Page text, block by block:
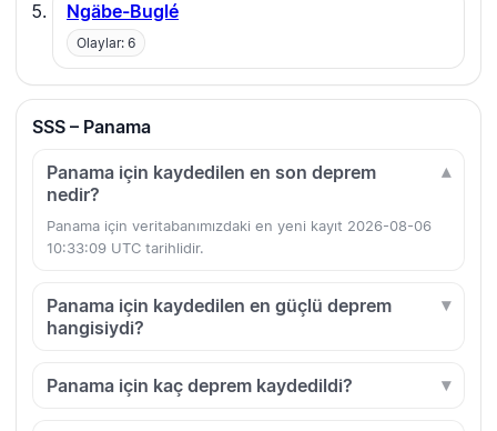
Ngäbe-Buglé
Olaylar: 6
SSS – Panama
Panama için kaydedilen en son deprem
nedir?
Panama için veritabanımızdaki en yeni kayıt 2026-08-06
10:33:09 UTC tarihlidir.
Panama için kaydedilen en güçlü deprem
hangisiydi?
Panama için kaç deprem kaydedildi?